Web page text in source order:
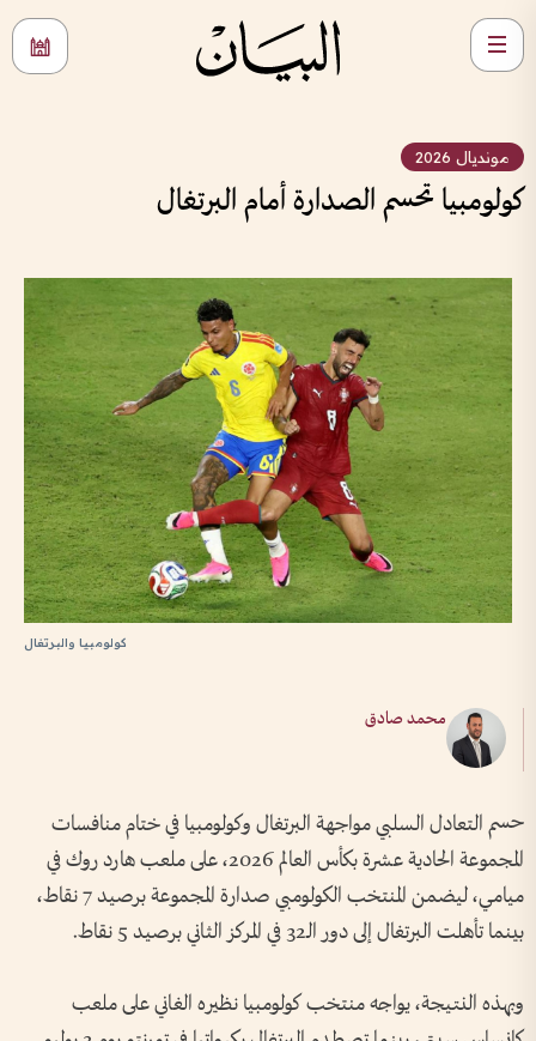
مونديال 2026
كولومبيا تحسم الصدارة أمام البرتغال
كولومبيا والبرتغال
محمد صادق
حسم التعادل السلبي مواجهة البرتغال وكولومبيا في ختام منافسات
المجموعة الحادية عشرة بكأس العالم 2026، على ملعب هارد روك في
ميامي، ليضمن المنتخب الكولومبي صدارة المجموعة برصيد 7 نقاط،
بينما تأهلت البرتغال إلى دور الـ32 في المركز الثاني برصيد 5 نقاط.
وبهذه النتيجة، يواجه منتخب كولومبيا نظيره الغاني على ملعب